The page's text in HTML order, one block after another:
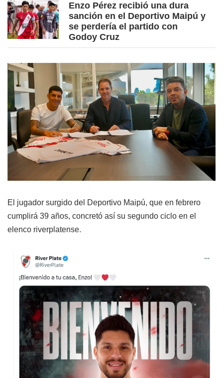
Enzo Pérez recibió una dura
sanción en el Deportivo Maipú y
se perdería el partido con
Godoy Cruz
El jugador surgido del Deportivo Maipú, que en febrero
cumplirá 39 años, concretó así su segundo ciclo en el
elenco riverplatense.